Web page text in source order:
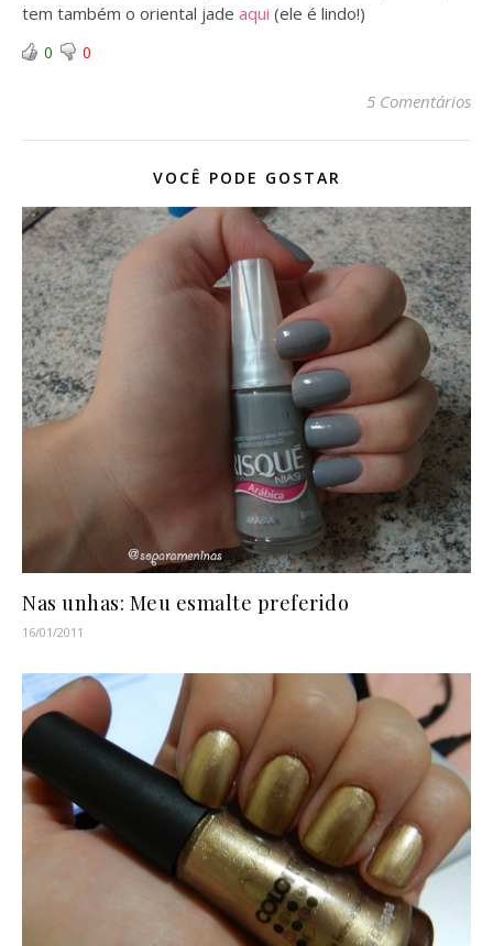
tem também o oriental jade aqui (ele é lindo!)
0 0
5 Comentários
VOCÊ PODE GOSTAR
Nas unhas: Meu esmalte preferido
16/01/2011